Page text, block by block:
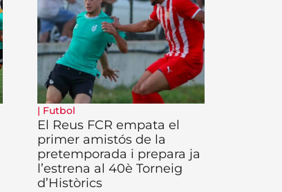
| Futbol
El Reus FCR empata el
primer amistós de la
pretemporada i prepara ja
l’estrena al 40è Torneig
d’Històrics